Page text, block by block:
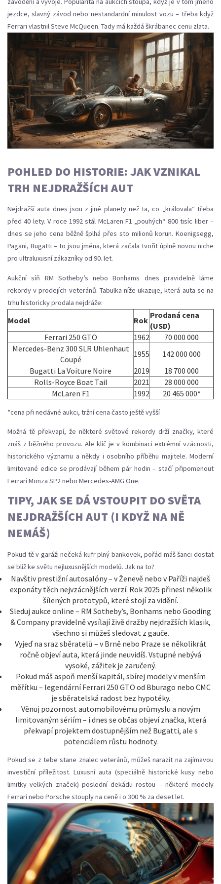
jezdce, slavný závod nebo nestandardní minulost vozu – třeba když
Ferrari vlastnil Steve McQueen. Tady má každá škrábanec cenu zlata.
POHLED DO HISTORIE: JAK VZNIKAL
TRH NEJDRAŽŠÍCH AUT
Nejdražší auta dnes jsou z jiné planety než ta, co „královala“ třeba
před 40 lety. V roce 1992 stál McLaren F1 „pouhých“ 800 tisíc liber –
dnes se jeho cena běžně šplhá přes sto milionů korun. Koenigsegg,
Pagani, Bugatti – to jsou jména, která začala tvořit úplně novou niche
pro ultraluxusní zákazníky od 90. let.
Aukční síň RM Sotheby’s nebo Bonhams dnes pravidelně láme
rekordy v prodejích veteránů. Tabulka níže ukazuje, která auta se na
trhu historicky prodala nejdráže:
Model Rok
Prodaná cena
(USD)
Ferrari 250 GTO
1962
70 000 000
Mercedes-Benz 300 SLR Uhlenhaut
Coupé
1955
142 000 000
Bugatti La Voiture Noire
2019
18 700 000
Rolls-Royce Boat Tail
2021
28 000 000
McLaren F1
1992 20 465 000*
*cena při nedávné aukci, tržní cena často ještě vyšší
Možná tě překvapí, že některé světové rekordy drží značky, které
znáš z běžného provozu. Ale klíč je v kombinaci extrémní vzácnosti,
historického významu a někdy i osobního příběhu majitele. Moderní
limitované edice se prodávají během pár hodin – stačí připomenout
Ferrari Monza SP2 nebo Mercedes-AMG One.
TIPY, JAK SE DÁ VSTOUPIT DO SVĚTA
NEJDRAŽŠÍCH AUT (I KDYŽ NA NĚ
NEMÁŠ)
Pokud tě v garáži nečeká kufr plný bankovek, pořád máš šanci dostat
se blíž ke světu nejluxusnějších modelů. Jak na to?
Navštiv prestižní autosalóny – v Ženevě nebo v Paříži najdeš
exponáty těch nejvzácnějších verzí. Rok 2025 přinesl několik
šílených prototypů, které stojí za vidění.
Sleduj aukce online – RM Sotheby’s, Bonhams nebo Gooding
& Company pravidelně vysílají živě dražby nejdražších klasik,
všechno si můžeš sledovat z gauče.
Vyjeď na sraz sběratelů – v Brně nebo Praze se několikrát
ročně objeví auta, která jinde neuvidíš. Vstupné nebývá
vysoké, zážitek je zaručený.
Pokud máš aspoň menší kapitál, sbírej modely v menším
měřítku – legendární Ferrari 250 GTO od Bburago nebo CMC
je sběratelská radost bez hypotéky.
Věnuj pozornost automobilovému průmyslu a novým
limitovaným sériím – i dnes se občas objeví značka, která
překvapí projektem dostupnějším než Bugatti, ale s
potenciálem růstu hodnoty.
Pokud se z tebe stane znalec veteránů, můžeš narazit na zajímavou
investiční příležitost. Luxusní auta (speciálně historické kusy nebo
limitky velkých značek) poslední dekádu rostou – některé modely
Ferrari nebo Porsche stouply na ceně i o 300 % za deset let.